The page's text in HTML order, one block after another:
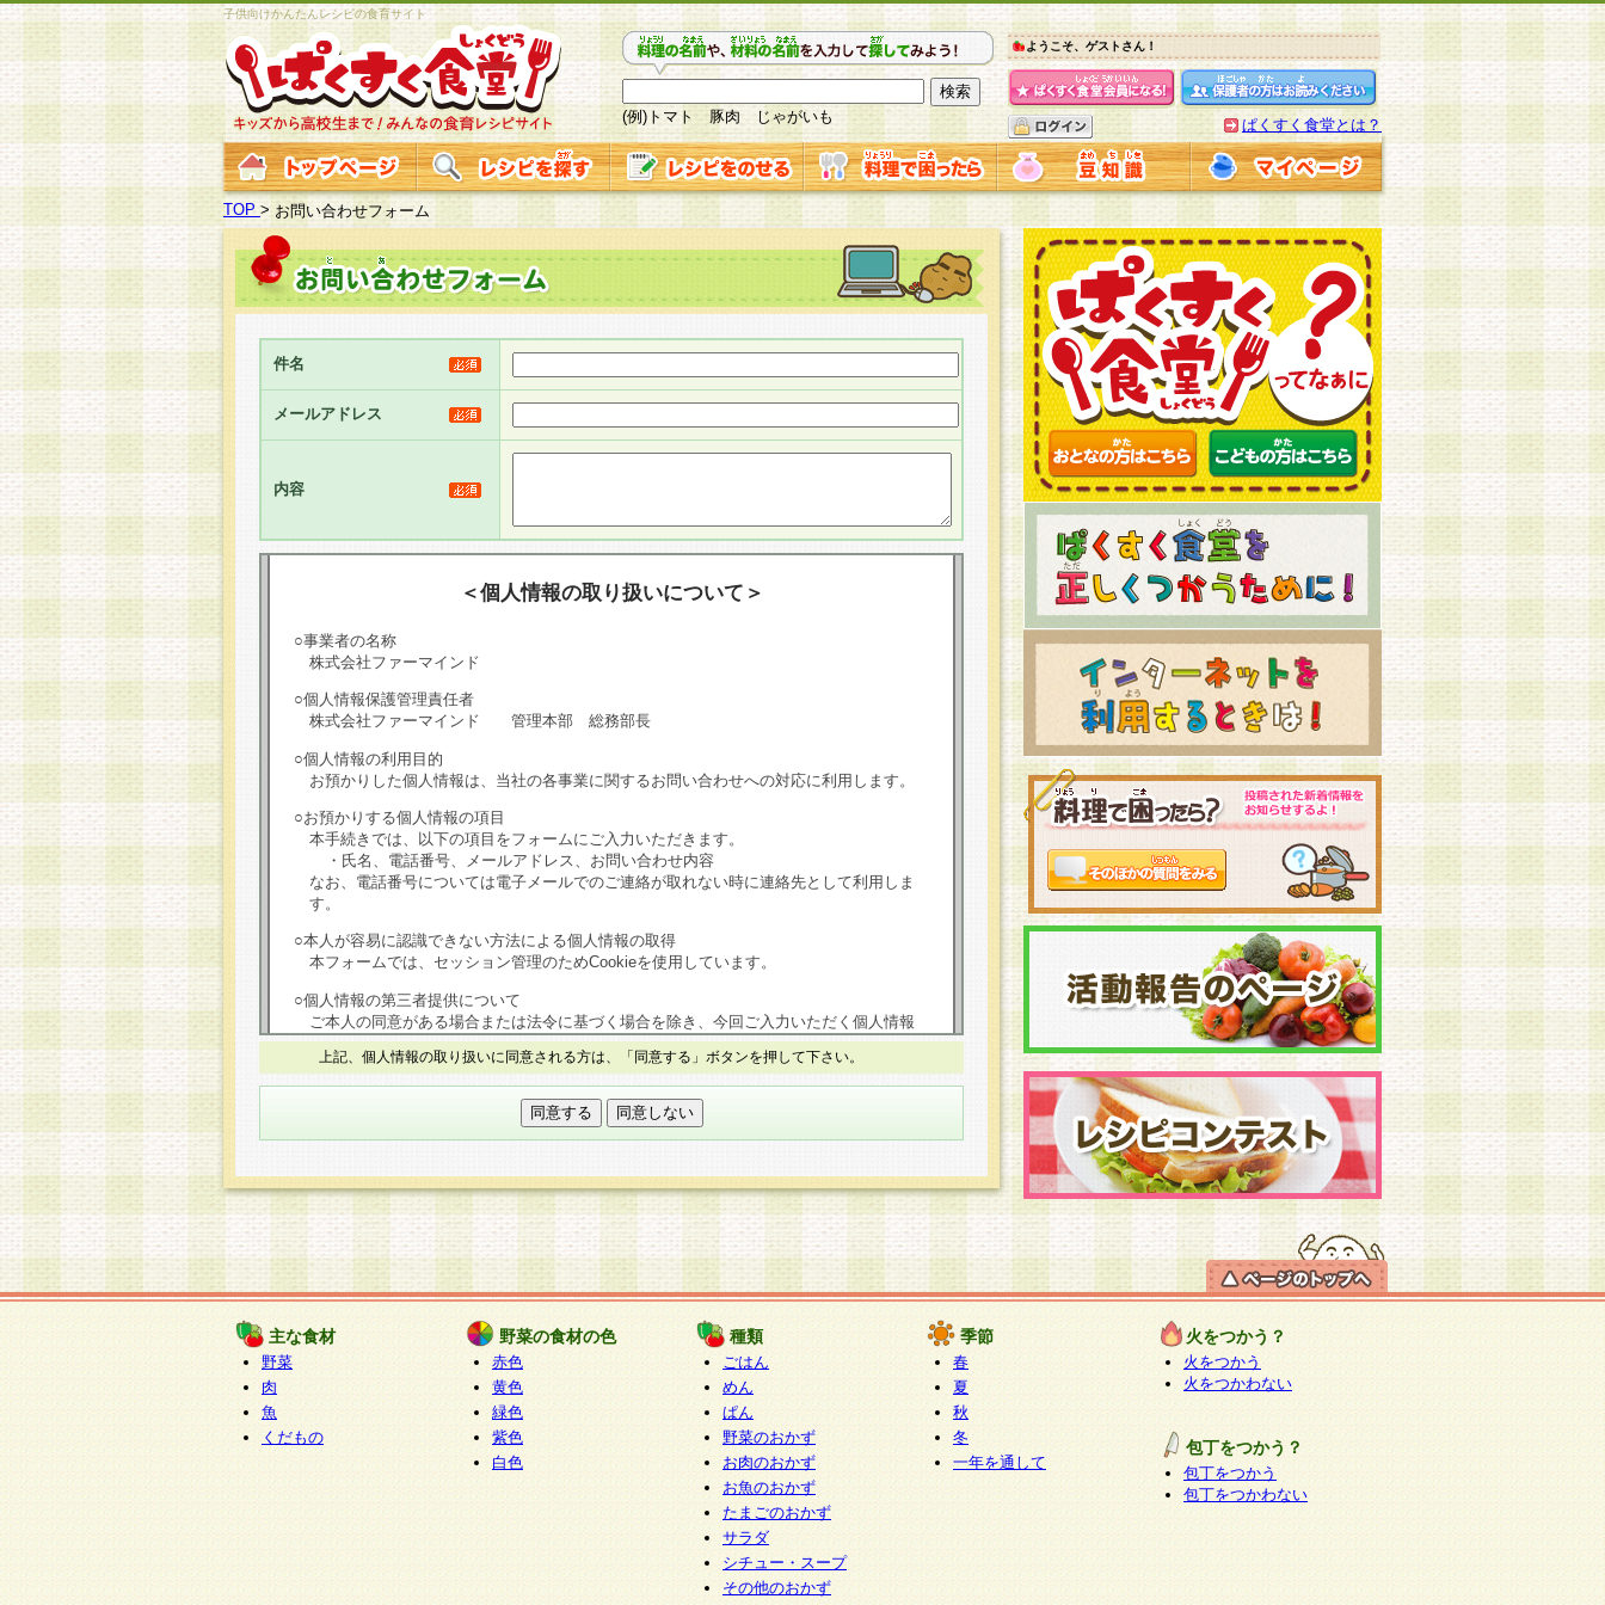
子供向けかんたんレシピの食育サイト
(例)トマト 豚肉 じゃがいも
ようこそ、ゲストさん！
ぱくすく食堂とは？
TOP >お問い合わせフォーム
件名
メールアドレス
内容
＜個人情報の取り扱いについて＞
○事業者の名称
株式会社ファーマインド
○個人情報保護管理責任者
株式会社ファーマインド 管理本部 総務部長
○個人情報の利用目的
お預かりした個人情報は、当社の各事業に関するお問い合わせへの対応に利用します。
○お預かりする個人情報の項目
本手続きでは、以下の項目をフォームにご入力いただきます。
・氏名、電話番号、メールアドレス、お問い合わせ内容
なお、電話番号については電子メールでのご連絡が取れない時に連絡先として利用しま
す。
○本人が容易に認識できない方法による個人情報の取得
本フォームでは、セッション管理のためCookieを使用しています。
○個人情報の第三者提供について
ご本人の同意がある場合または法令に基づく場合を除き、今回ご入力いただく個人情報
は第三者に提供しません。
個人情報の取り扱いを外部に委託する場合は、当社が規定する個人情報管理基準を満た
す企業を選定して委託を行い、適切な取り扱いが行われるよう監督します。
本人からの求めにより、当社が本件により取得した開示対象個人情報の利用目的の通
知・開示・内容の訂正・追加または削除・利用の停止・消去及び第三者への提供の禁止
（以下、総称して「開示等」といいます。）に応じます。
開示等に応じる窓口は以下になります。
ぱくすく食堂個人情報お客様相談窓口
paku-info@pakusuku.com
個人情報を与えることは任意ですが、個人情報の取扱いについて同意をいただけない場
合には、当社のサービスの提供、お客様からのお問い合わせ・ご相談への対応ができな
い場合がございますのでご了承ください。
上記、個人情報の取り扱いに同意される方は、「同意する」ボタンを押して下さい。
主な食材
野菜
肉
魚
くだもの
野菜の食材の色
赤色
黄色
緑色
紫色
白色
種類
ごはん
めん
ぱん
野菜のおかず
お肉のおかず
お魚のおかず
たまごのおかず
サラダ
シチュー・スープ
その他のおかず
季節
春
夏
秋
冬
一年を通して
火をつかう？
火をつかう
火をつかわない
包丁をつかう？
包丁をつかう
包丁をつかわない